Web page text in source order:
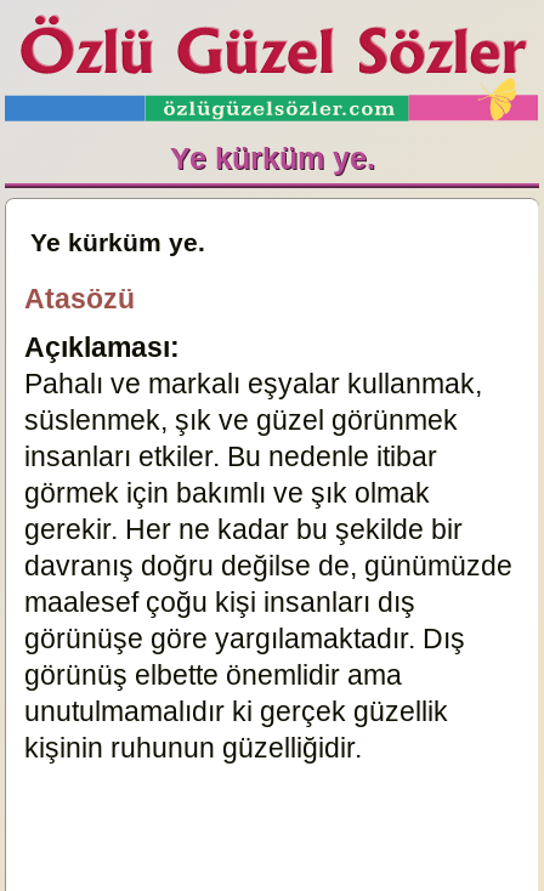
Ye kürküm ye.
Ye kürküm ye.
Atasözü
Açıklaması:
Pahalı ve markalı eşyalar kullanmak,
süslenmek, şık ve güzel görünmek
insanları etkiler. Bu nedenle itibar
görmek için bakımlı ve şık olmak
gerekir. Her ne kadar bu şekilde bir
davranış doğru değilse de, günümüzde
maalesef çoğu kişi insanları dış
görünüşe göre yargılamaktadır. Dış
görünüş elbette önemlidir ama
unutulmamalıdır ki gerçek güzellik
kişinin ruhunun güzelliğidir.